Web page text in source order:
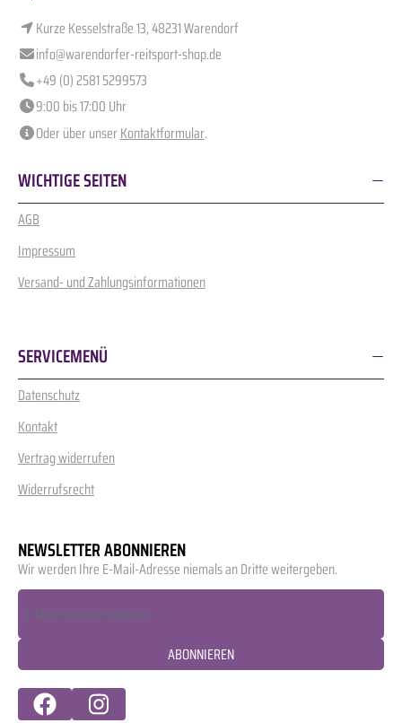
Kurze Kesselstraße 13, 48231 Warendorf
info@warendorfer-reitsport-shop.de
+49 (0) 2581 5299573
9:00 bis 17:00 Uhr
Oder über unserKontaktformular.
WICHTIGE SEITEN
AGB
Impressum
Versand- und Zahlungsinformationen
SERVICEMENÜ
Datenschutz
Kontakt
Vertrag widerrufen
Widerrufsrecht
NEWSLETTER ABONNIEREN
Wir werden Ihre E-Mail-Adresse niemals an Dritte weitergeben.
ABONNIEREN